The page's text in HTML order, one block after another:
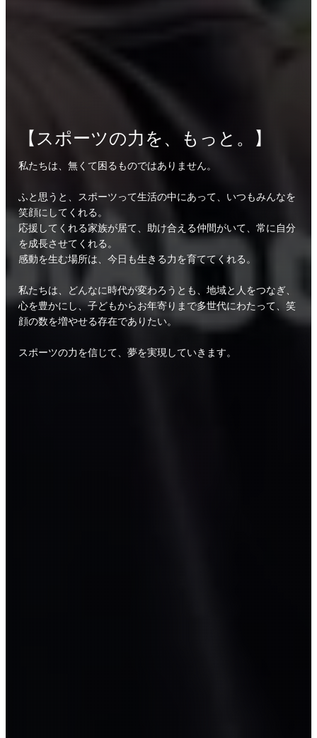
【スポーツの力を、もっと。】
私たちは、無くて困るものではありません。
ふと思うと、スポーツって生活の中にあって、いつもみんなを
笑顔にしてくれる。
応援してくれる家族が居て、助け合える仲間がいて、常に自分
を成長させてくれる。
感動を生む場所は、今日も生きる力を育ててくれる。
私たちは、どんなに時代が変わろうとも、地域と人をつなぎ、
心を豊かにし、子どもからお年寄りまで多世代にわたって、笑
顔の数を増やせる存在でありたい。
スポーツの力を信じて、夢を実現していきます。